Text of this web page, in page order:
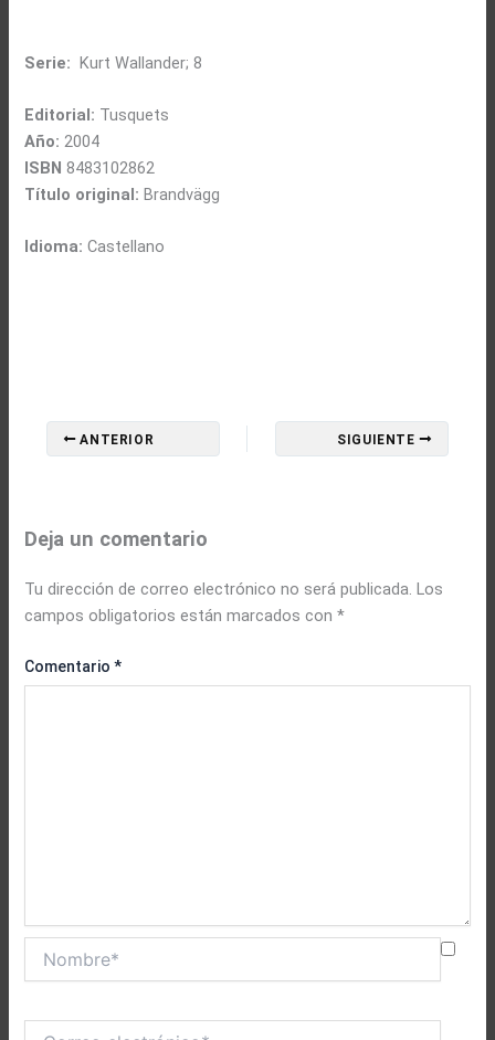
Serie: Kurt Wallander; 8
Editorial: Tusquets
Año: 2004
ISBN 8483102862
Título original: Brandvägg
Idioma: Castellano
ANTERIOR SIGUIENTE
Deja un comentario
Tu dirección de correo electrónico no será publicada. Los
campos obligatorios están marcados con*
Comentario*